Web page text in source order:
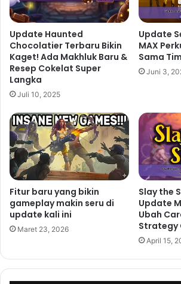
Update Haunted
Chocolatier Terbaru Bikin
Kaget! Ada Makhluk Baru &
Resep Cokelat Super
Langka
Juli 10, 2025
Update
MAX
Sama Tim
Juni 3,
Fitur baru yang bikin
gameplay makin seru di
update kali ini
Maret 23, 2026
Slay the
Update
Ubah
Strategy
April 15,